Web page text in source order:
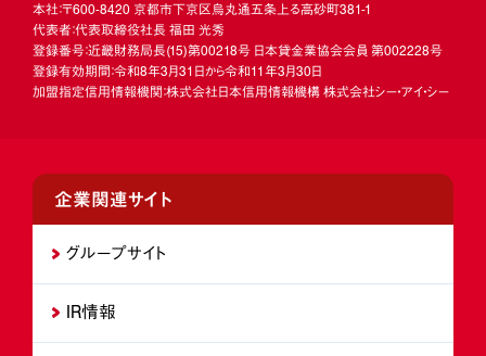
本社：〒600-8420 京都市下京区烏丸通五条上る高砂町381-1
代表者：代表取締役社長 福田 光秀
登録番号：近畿財務局長(15)第00218号 日本貸金業協会会員 第002228号
登録有効期間：令和8年3月31日から令和11年3月30日
加盟指定信用情報機関：株式会社日本信用情報機構 株式会社シー・アイ・シー
企業関連サイト
グループサイト
IR情報